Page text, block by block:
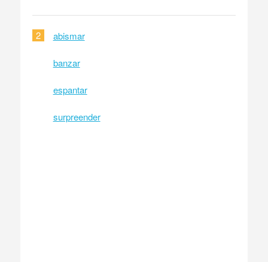
2 abismar
banzar
espantar
surpreender